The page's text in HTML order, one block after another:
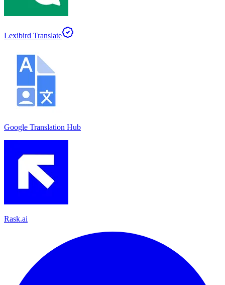
Lexibird Translate
Google Translation Hub
Rask.ai